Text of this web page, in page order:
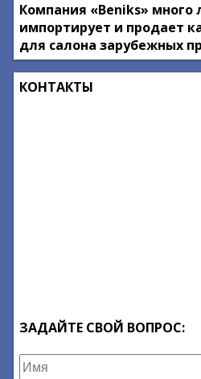
Компания «Beniks» много
импортирует и продает
для салона зарубежных
КОНТАКТЫ
ЗАДАЙТЕ СВОЙ ВОПРОС: